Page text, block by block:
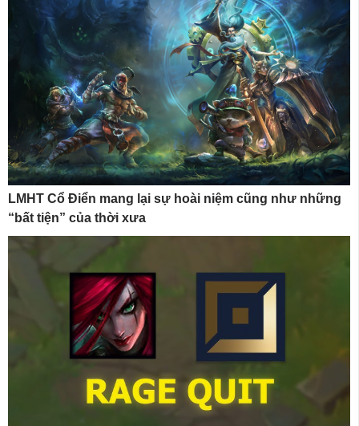
LMHT Cổ Điển mang lại sự hoài niệm cũng như những
“bất tiện” của thời xưa